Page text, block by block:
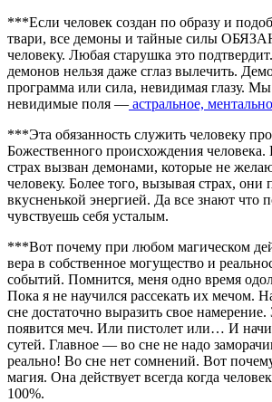
***Если человек создан по образу и
твари, все демоны и тайные силы
человеку. Любая старушка это
демонов нельзя даже сглаз вылечить.
программа или сила, невидимая глазу.
невидимые поля — астральное,
***Эта обязанность служить человеку
Божественного происхождения
страх вызван демонами, которые не
человеку. Более того, вызывая страх, они
вкусненькой энергией. Да все знают что
чувствуешь себя усталым.
***Вот почему при любом магическом
вера в собственное могущество и
событий. Помнится, меня одно время
Пока я не научился рассекать их мечом.
сне достаточно выразить свое
появится меч. Или пистолет или… И
сутей. Главное — во сне не надо
реально! Во сне нет сомнений. Вот
магия. Она действует всегда когда
100%.